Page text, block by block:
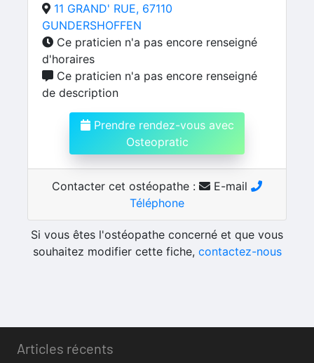
11 GRAND' RUE, 67110
GUNDERSHOFFEN
Ce praticien n'a pas encore renseigné
d'horaires
Ce praticien n'a pas encore renseigné
de description
Prendre rendez-vous avec
Osteopratic
Contacter cet ostéopathe :
E-mail
Téléphone
Si vous êtes l'ostéopathe concerné et que vous
souhaitez modifier cette fiche, contactez-nous
Articles récents